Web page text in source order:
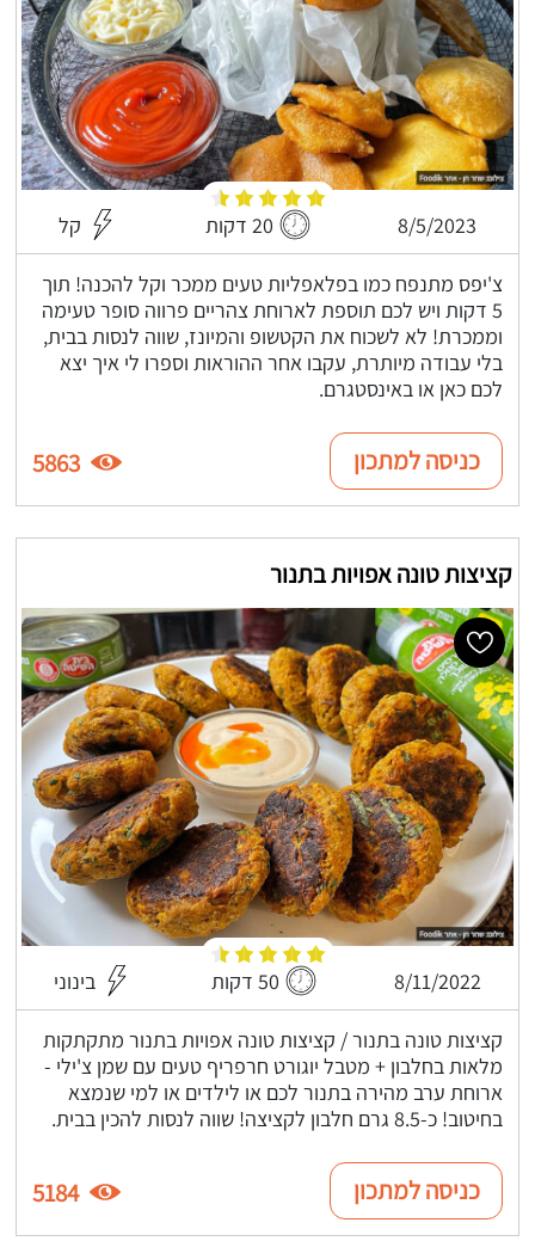
8/5/2023 20 דקות קל
צ'יפס מתנפח כמו בפלאפליות טעים ממכר וקל להכנה! תוך
5 דקות ויש לכם תוספת לארוחת צהריים פרווה סופר טעימה
וממכרת! לא לשכוח את הקטשופ והמיונז, שווה לנסות בבית,
בלי עבודה מיותרת, עקבו אחר ההוראות וספרו לי איך יצא
לכם כאן או באינסטגרם.
כניסה למתכון 5863
קציצות טונה אפויות בתנור
8/11/2022 50 דקות בינוני
קציצות טונה בתנור / קציצות טונה אפויות בתנור מתקתקות
מלאות בחלבון + מטבל יוגורט חרפריף טעים עם שמן צ'ילי -
ארוחת ערב מהירה בתנור לכם או לילדים או למי שנמצא
בחיטוב! כ-8.5 גרם חלבון לקציצה! שווה לנסות להכין בבית.
כניסה למתכון 5184